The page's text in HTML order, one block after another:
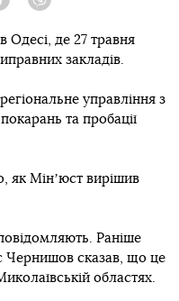
Telegram
Одесі, де 27 травня
закладів.
управління з
та пробації
як Мінʼюст вирішив
Раніше
Чернишов сказав, що це
областях.